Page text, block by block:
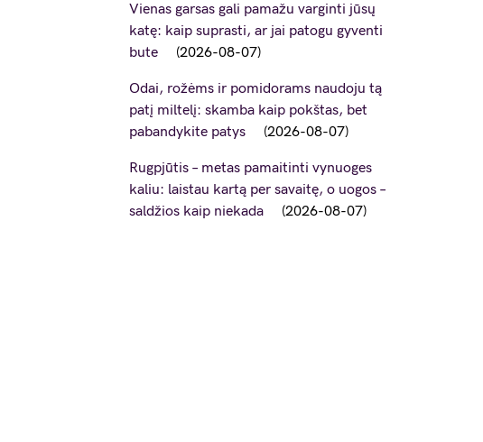
Vienas garsas gali pamažu varginti jūsų
katę: kaip suprasti, ar jai patogu gyventi
bute
2026-08-07
Odai, rožėms ir pomidorams naudoju tą
patį miltelį: skamba kaip pokštas, bet
pabandykite patys
2026-08-07
Rugpjūtis – metas pamaitinti vynuoges
kaliu: laistau kartą per savaitę, o uogos –
saldžios kaip niekada
2026-08-07